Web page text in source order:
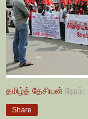
தமிழ்த் தேசியன் நேரம்:
Share